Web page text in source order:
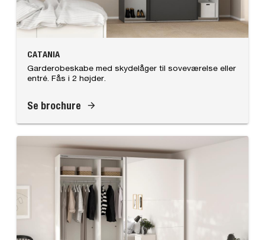
CATANIA
Garderobeskabe med skydelåger til soveværelse eller
entré. Fås i 2 højder.
Se brochure